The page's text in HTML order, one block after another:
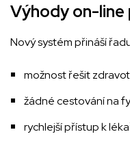
Výhody on-
Nový systém přináší
možnost řešit
žádné cestování na
rychlejší přístup k